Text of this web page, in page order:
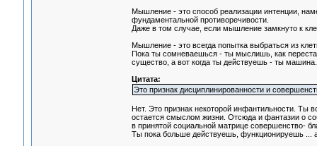
Мышление - это способ реализации интенции,
фундаментальной противоречивости.
Даже в том случае, если мышление замкнуто к
Мышление - это всегда попытка выбраться из
Пока ты сомневаешься - ты мыслишь, как
существо, а вот когда ты действуешь - ты машина.
Цитата:
Это признак дисциплинированности и
Нет. Это признак некоторой инфантильности. Ты
остается смыслом жизни. Отсюда и фантазии о
в принятой социальной матрице совершенство-
Ты пока больше действуешь, функционируешь ...